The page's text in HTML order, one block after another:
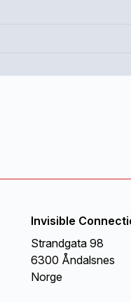
Invisible
Strandgata 98
6300 Åndalsnes
Norge